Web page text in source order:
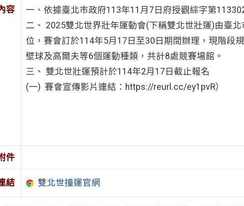
容
一、依據臺北市政府113年11月7日府授觀綜字第
二 、 2025雙北世界壯年運動會(下稱雙北世壯運)由臺
位，賽會訂於114年5月17日至30日期間辦理，現階段
壁球及高爾夫等6個運動種類，共計8處競賽場館。
三 、 雙北世壯運預計於114年2月17日截止報名
(一) 賽會宣傳影片連結：https://reurl.cc/ey1pvR）
件
結 雙北世撞運官網